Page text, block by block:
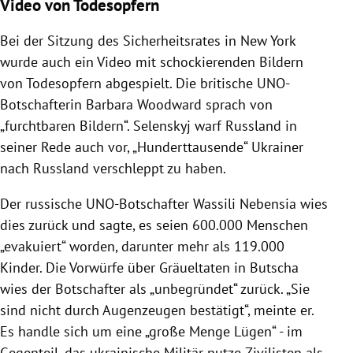
Video von Todesopfern
Bei der Sitzung des Sicherheitsrates in New York
wurde auch ein Video mit schockierenden Bildern
von Todesopfern abgespielt. Die britische UNO-
Botschafterin Barbara Woodward sprach von
„furchtbaren Bildern“. Selenskyj warf Russland in
seiner Rede auch vor, „Hunderttausende“ Ukrainer
nach Russland verschleppt zu haben.
Der russische UNO-Botschafter Wassili Nebensia wies
dies zurück und sagte, es seien 600.000 Menschen
„evakuiert“ worden, darunter mehr als 119.000
Kinder. Die Vorwürfe über Gräueltaten in Butscha
wies der Botschafter als „unbegründet“ zurück. „Sie
sind nicht durch Augenzeugen bestätigt“, meinte er.
Es handle sich um eine „große Menge Lügen“ - im